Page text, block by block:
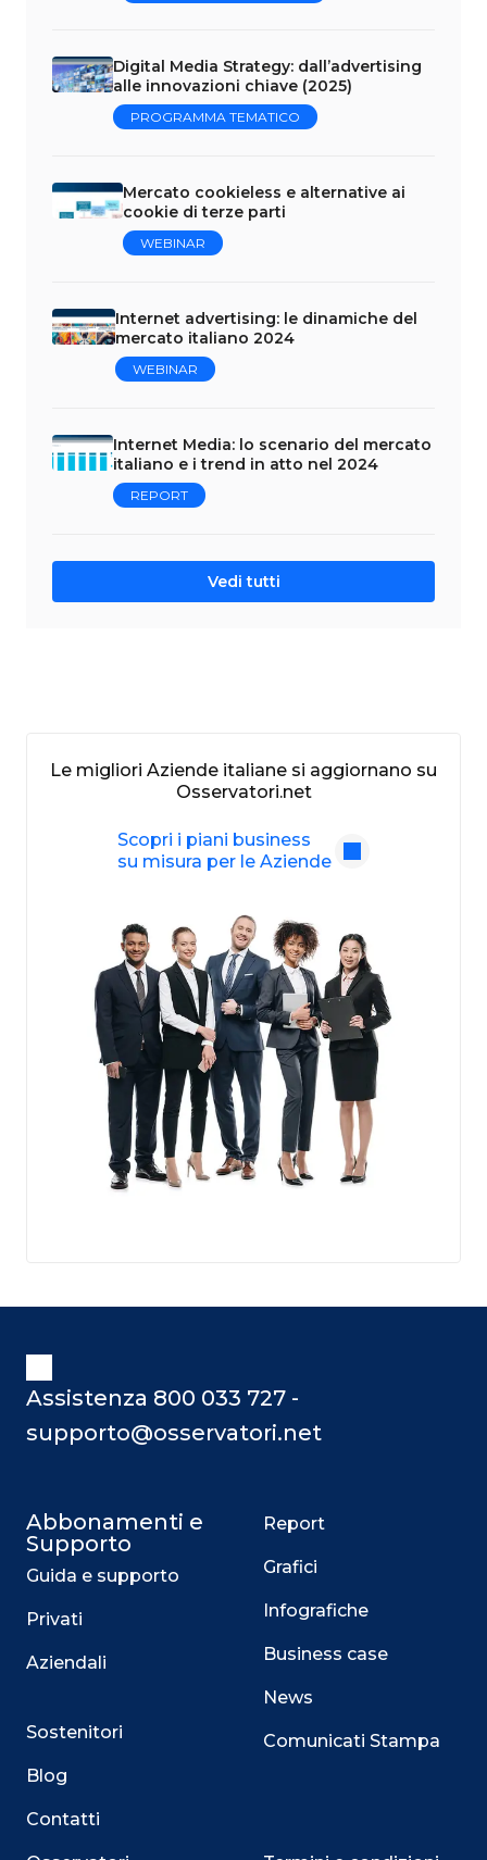
Digital Media Strategy: dall’advertising
alle innovazioni chiave (2025)
PROGRAMMA TEMATICO
Mercato cookieless e alternative ai
cookie di terze parti
WEBINAR
Internet advertising: le dinamiche del
mercato italiano 2024
WEBINAR
Internet Media: lo scenario del mercato
italiano e i trend in atto nel 2024
REPORT
Vedi tutti
Le migliori Aziende italiane si aggiornano su
Osservatori.net
Scopri i piani business
su misura per le Aziende
Assistenza 800 033 727 -
supporto@osservatori.net
Abbonamenti e
Supporto
Guida e supporto
Privati
Aziendali
Sostenitori
Blog
Contatti
Report
Grafici
Infografiche
Business case
News
Comunicati Stampa